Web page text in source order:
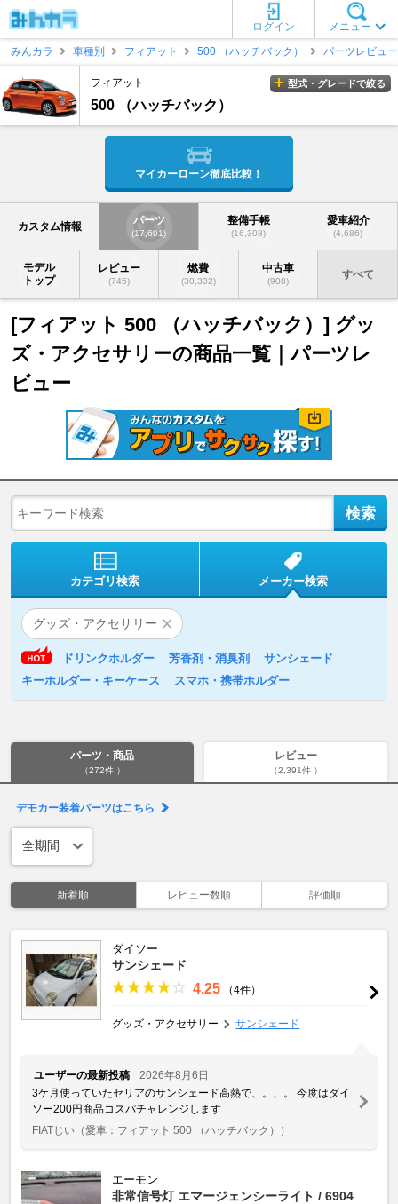
メニュー
ログイン
みんカラ
車種別 フィアット 500 （ハッチバック） パーツレビュー
フィアット
500 （ハッチバック）
型式・グレードで絞る
マイカーローン徹底比較！
カスタム情報 パーツ
(17,601)
整備手帳
(16,308)
愛車紹介
(4,686)
モデル
トップ
レビュー
(745)
燃費
(30,302)
中古車
(908)
すべて
[フィアット 500 （ハッチバック）] グッ
ズ・アクセサリーの商品一覧｜パーツレ
ビュー
カテゴリ検索 メーカー検索
グッズ・アクセサリー
ドリンクホルダー 芳香剤・消臭剤
サンシェード
キーホルダー・キーケース
スマホ・携帯ホルダー
パーツ・商品
（272件 ）
レビュー
（2,391件 ）
デモカー装着パーツはこちら
新着順 レビュー数順 評価順
ダイソー
サンシェード
4.25 （4件）
グッズ・アクセサリー サンシェード
ユーザーの最新投稿
2026年8月6日
3ケ月使っていたセリアのサンシェード高熱で、。、。 今度はダイ
ソー200円商品コスパチャレンジします
FIATじい （愛車：フィアット 500 （ハッチバック））
エーモン
非常信号灯 エマージェンシーライト / 6904